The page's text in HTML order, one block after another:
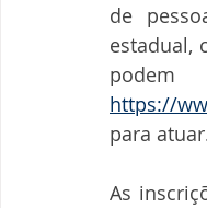
de
estadual,
https://
para